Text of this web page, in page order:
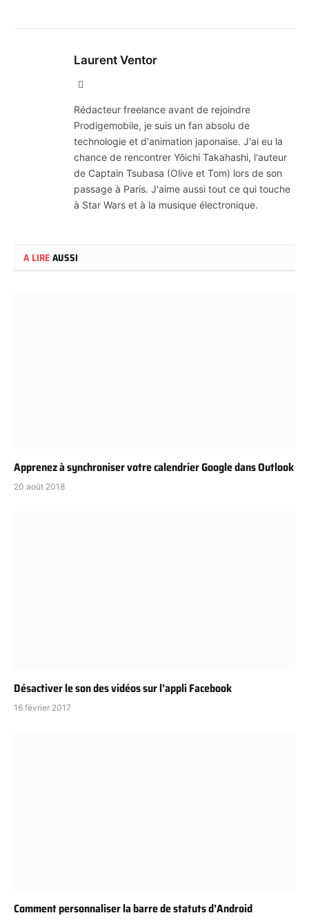
Laurent Ventor
Rédacteur freelance avant de rejoindre
Prodigemobile, je suis un fan absolu de
technologie et d'animation japonaise. J'ai eu la
chance de rencontrer Yōichi Takahashi, l'auteur
de Captain Tsubasa (Olive et Tom) lors de son
passage à Paris. J'aime aussi tout ce qui touche
à Star Wars et à la musique électronique.
A LIREAUSSI
Apprenez à synchroniser votre calendrier Google dans Outlook
20 août 2018
Désactiver le son des vidéos sur l’appli Facebook
16 février 2017
Comment personnaliser la barre de statuts d’Android